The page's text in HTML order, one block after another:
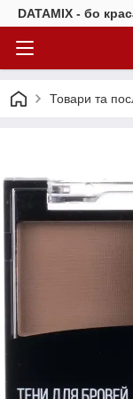
DATAMIX - бо
Товари та